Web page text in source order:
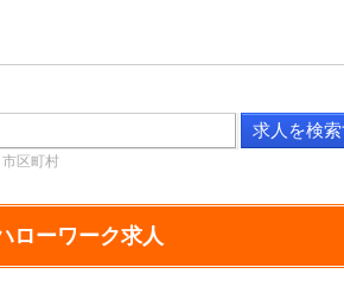
区町村
ローワーク求人